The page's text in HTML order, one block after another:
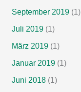
September 2019(1)
Juli 2019(1)
März 2019(1)
Januar 2019(1)
Juni 2018(1)